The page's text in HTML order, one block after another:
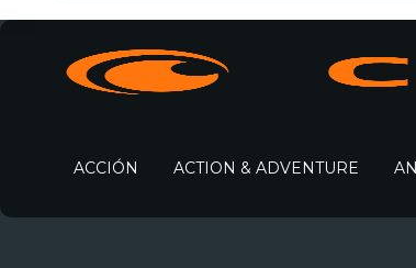
ACCIÓN ACTION & ADVENTURE